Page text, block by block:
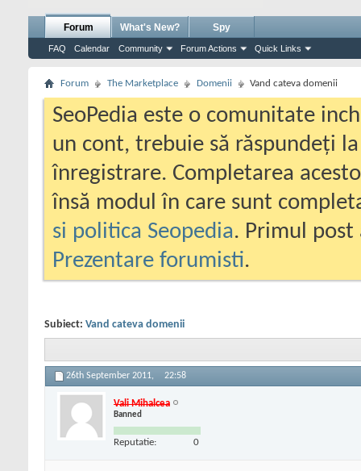
Forum
FAQ Calendar Community Forum Actions Quick Links
What's New? Spy
Forum The Marketplace Domenii Vand cateva domenii
SeoPedia este o comunitate
un cont, trebuie să răspundeți
înregistrare. Completarea
însă modul în care sunt
si politica Seopedia. Primul
Prezentare forumisti.
Subiect: Vand cateva domenii
26th September 2011, 22:58
Vali Mihalcea
Banned
Reputatie: 0